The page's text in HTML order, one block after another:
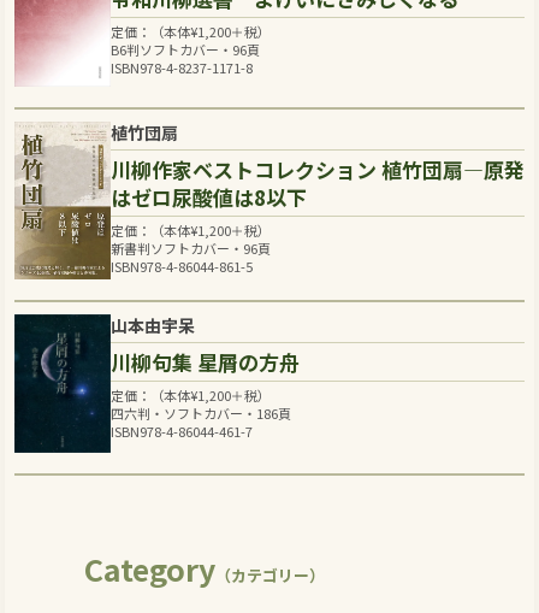
定価：（本体¥1,200＋税）
B6判ソフトカバー・96頁
ISBN978-4-8237-1171-8
植竹団扇
川柳作家ベストコレクション 植竹団扇―原発
はゼロ尿酸値は8以下
定価：（本体¥1,200＋税）
新書判ソフトカバー・96頁
ISBN978-4-86044-861-5
山本由宇呆
川柳句集 星屑の方舟
定価：（本体¥1,200＋税）
四六判・ソフトカバー・186頁
ISBN978-4-86044-461-7
Category （カテゴリー）